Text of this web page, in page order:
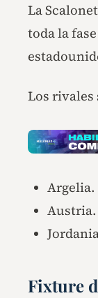
La
toda la
Los rivales
Argelia.
Austria.
Fixture